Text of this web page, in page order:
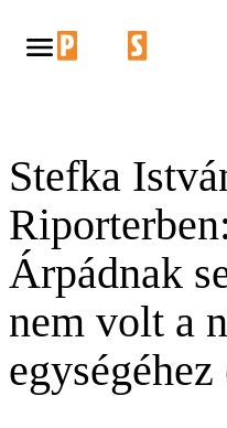
Stefka
Árpádnak
nem volt a